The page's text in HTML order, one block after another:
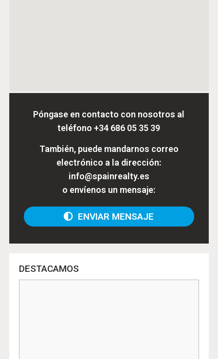
Póngase en contacto con nosotros al
teléfono+34 686 05 35 39
También, puede mandarnos correo
electrónico a la dirección:
info@spainrealty.es
o envíenos un mensaje:
ENVIAR MENSAJE
DESTACAMOS